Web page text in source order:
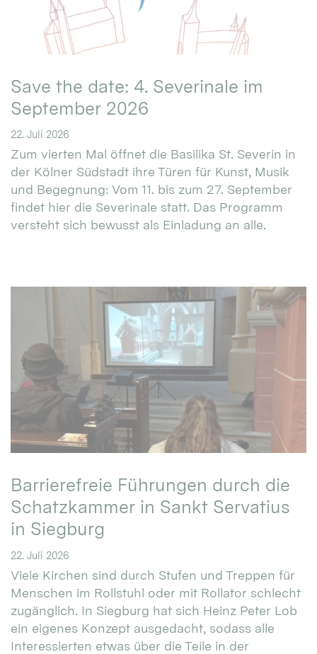
Save the date: 4. Severinale im
September 2026
22. Juli 2026
Zum vierten Mal öffnet die Basilika St. Severin in
der Kölner Südstadt ihre Türen für Kunst, Musik
und Begegnung: Vom 11. bis zum 27. September
findet hier die Severinale statt. Das Programm
versteht sich bewusst als Einladung an alle.
Barrierefreie Führungen durch die
Schatzkammer in Sankt Servatius
in Siegburg
22. Juli 2026
Viele Kirchen sind durch Stufen und Treppen für
Menschen im Rollstuhl oder mit Rollator schlecht
zugänglich. In Siegburg hat sich Heinz Peter Lob
ein eigenes Konzept ausgedacht, sodass alle
Interessierten etwas über die Teile in der